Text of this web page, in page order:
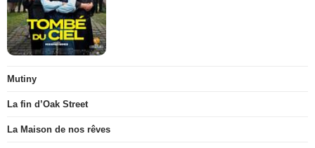
Mutiny
La fin d’Oak Street
La Maison de nos rêves